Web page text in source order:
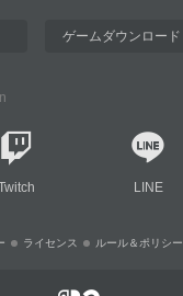
ゲームダウンロード
LINE
ライセンス ルール＆ポリシー